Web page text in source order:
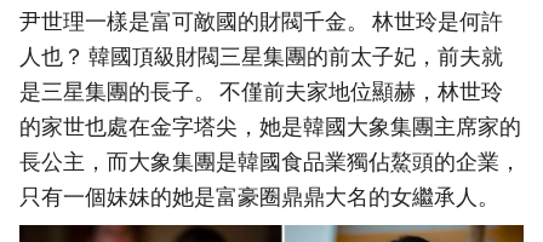
尹世理一樣是富可敵國的財閥千金。 林世玲是何許
人也？ 韓國頂級財閥三星集團的前太子妃，前夫就
是三星集團的長子。 不僅前夫家地位顯赫，林世玲
的家世也處在金字塔尖，她是韓國大象集團主席家的
長公主，而大象集團是韓國食品業獨佔鰲頭的企業，
只有一個妹妹的她是富豪圈鼎鼎大名的女繼承人。